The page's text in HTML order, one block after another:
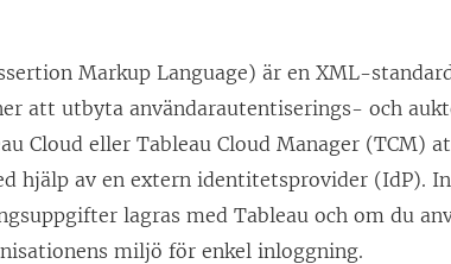
Markup Language) är en XML-
att utbyta användarautentiserings- och
Cloud eller Tableau Cloud Manager (TCM)
hjälp av en extern identitetsprovider (IdP).
lagras med Tableau och om du
miljö för enkel inloggning.